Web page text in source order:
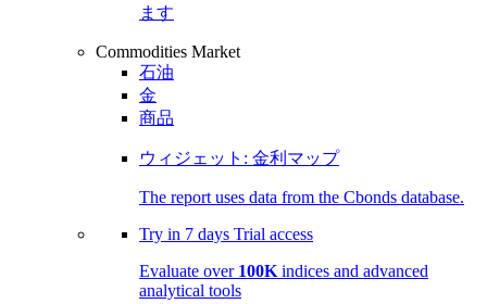
ます
Commodities Market
石油
金
商品
ウィジェット: 金利マップ
The report uses data from the Cbonds database.
Try in 7 days Trial access
Evaluate over 100K indices and advanced
analytical tools